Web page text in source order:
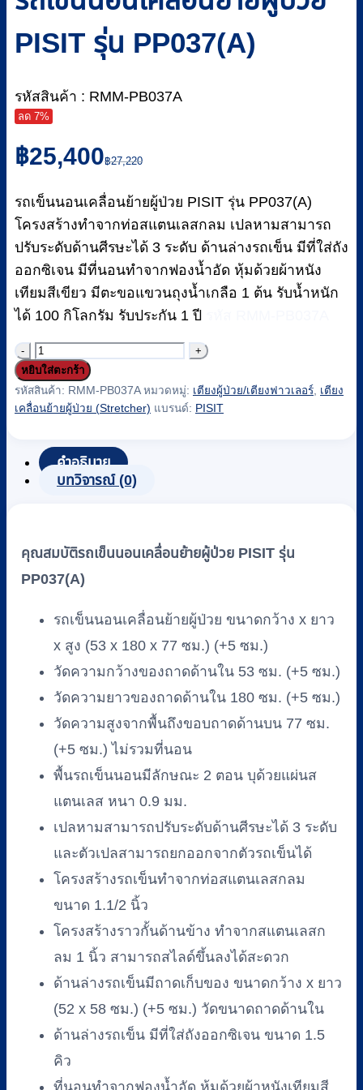
PISIT รุ่น PP037(A)
รหัสสินค้า : RMM-PB037A
ลด 7%
฿27,220
Original
price
฿27,220.
฿25,400
Current
price
฿25,400.
รถเข็นนอนเคลื่อนย้ายผู้ป่วย PISIT รุ่น PP037(A)
โครงสร้างทำจากท่อสแตนเลสกลม เปลหามสามารถ
ปรับระดับด้านศีรษะได้ 3 ระดับ ด้านล่างรถเข็น มีที่ใส่ถัง
ออกซิเจน มีที่นอนทำจากฟองน้ำอัด หุ้มด้วยผ้าหนัง
เทียมสีเขียว มีตะขอแขวนถุงน้ำเกลือ 1 ต้น รับน้ำหนัก
ได้ 100 กิโลกรัม รับประกัน 1 ปี
จำนวน
รถ
เข็น
ย้าย
รุ่น
PP037(A)
หยิบใส่ตะกร้า
รหัสสินค้า: RMM-PB037A หมวดหมู่: เตียงผู้ป่วย/เตียงฟาวเลอร์ เตียง
เคลื่อนย้ายผู้ป่วย (Stretcher) แบรนด์: PISIT
คำอธิบาย
บทวิจารณ์ (0)
คุณสมบัติรถเข็นนอนเคลื่อนย้ายผู้ป่วย PISIT รุ่น
PP037(A)
รถเข็นนอนเคลื่อนย้ายผู้ป่วย ขนาดกว้าง x ยาว
x สูง (53 x 180 x 77 ซม.) (+5 ซม.)
วัดความกว้างของถาดด้านใน 53 ซม. (+5 ซม.)
วัดความยาวของถาดด้านใน 180 ซม. (+5 ซม.)
วัดความสูงจากพื้นถึงขอบถาดด้านบน 77 ซม.
(+5 ซม.) ไม่รวมที่นอน
พื้นรถเข็นนอนมีลักษณะ 2 ตอน บุด้วยแผ่นส
แตนเลส หนา 0.9 มม.
เปลหามสามารถปรับระดับด้านศีรษะได้ 3 ระดับ
และตัวเปลสามารถยกออกจากตัวรถเข็นได้
โครงสร้างรถเข็นทำจากท่อสแตนเลสกลม
ขนาด 1.1/2 นิ้ว
โครงสร้างราวกั้นด้านข้าง ทำจากสแตนเลสก
ลม 1 นิ้ว สามารถสไลด์ขึ้นลงได้สะดวก
ด้านล่างรถเข็นมีถาดเก็บของ ขนาดกว้าง x ยาว
(52 x 58 ซม.) (+5 ซม.) วัดขนาดถาดด้านใน
ด้านล่างรถเข็น มีที่ใส่ถังออกซิเจน ขนาด 1.5
คิว
ที่นอนทำจากฟองน้ำอัด หุ้มด้วยผ้าหนังเทียมสี